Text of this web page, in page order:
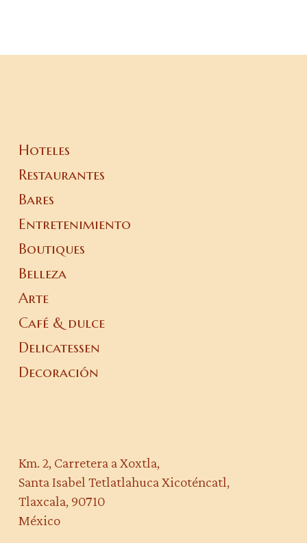
Hoteles
Restaurantes
Bares
Entretenimiento
Boutiques
Belleza
Arte
Café & dulce
Delicatessen
Decoración
Km. 2, Carretera a Xoxtla,
Santa Isabel Tetlatlahuca Xicoténcatl,
Tlaxcala, 90710
México